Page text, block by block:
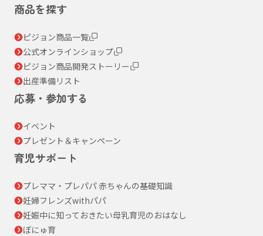
商品を探す
ピジョン商品一覧
公式オンラインショップ
ピジョン商品開発ストーリー
出産準備リスト
応募・参加する
イベント
プレゼント＆キャンペーン
育児サポート
プレママ・プレパパ 赤ちゃんの基礎知識
妊婦フレンズwithパパ
妊娠中に知っておきたい母乳育児のおはなし
ぼにゅ育